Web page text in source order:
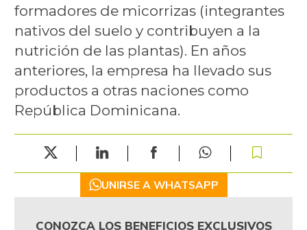
formadores de micorrizas (integrantes
nativos del suelo y contribuyen a la
nutrición de las plantas). En años
anteriores, la empresa ha llevado sus
productos a otras naciones como
República Dominicana.
UNIRSE A WHATSAPP
CONOZCA LOS BENEFICIOS EXCLUSIVOS